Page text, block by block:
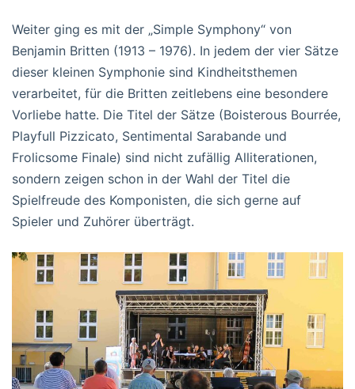
Weiter ging es mit der „Simple Symphony“ von
Benjamin Britten (1913 – 1976). In jedem der vier Sätze
dieser kleinen Symphonie sind Kindheitsthemen
verarbeitet, für die Britten zeitlebens eine besondere
Vorliebe hatte. Die Titel der Sätze (Boisterous Bourrée,
Playfull Pizzicato, Sentimental Sarabande und
Frolicsome Finale) sind nicht zufällig Alliterationen,
sondern zeigen schon in der Wahl der Titel die
Spielfreude des Komponisten, die sich gerne auf
Spieler und Zuhörer überträgt.